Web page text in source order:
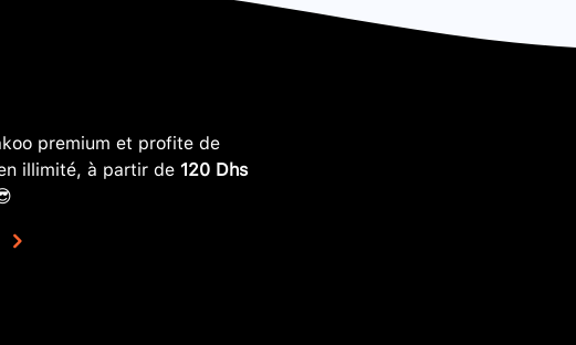
premium et profite de
illimité, à partir de 120 Dhs